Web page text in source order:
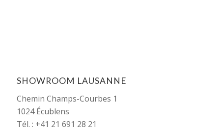
SHOWROOM LAUSANNE
Chemin Champs-Courbes 1
1024 Écublens
Tél. : +41 21 691 28 21